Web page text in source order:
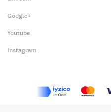
Google+
Youtube
Instagram